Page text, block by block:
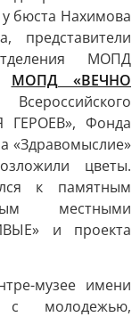
бюста Нахимова
представители
МОПД
МОПД «ВЕЧНО
ГЕРОЕВ», Фонда
«Здравомыслие»
цветы.
к памятным
местными
и проекта
музее имени
с молодежью,